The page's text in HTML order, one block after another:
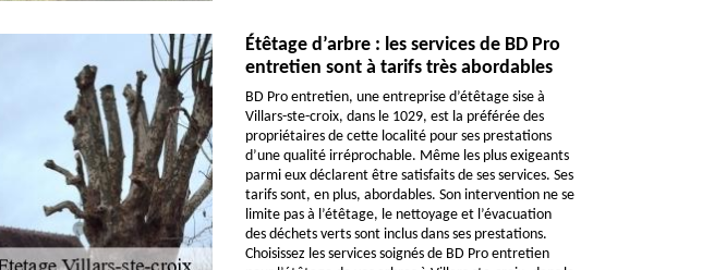
Étêtage d’arbre : les services de BD Pro
entretien sont à tarifs très abordables
BD Pro entretien, une entreprise d’étêtage sise à
Villars-ste-croix, dans le 1029, est la préférée des
propriétaires de cette localité pour ses prestations
d’une qualité irréprochable. Même les plus exigeants
parmi eux déclarent être satisfaits de ses services. Ses
tarifs sont, en plus, abordables. Son intervention ne se
limite pas à l’étêtage, le nettoyage et l’évacuation
des déchets verts sont inclus dans ses prestations.
Choisissez les services soignés de BD Pro entretien